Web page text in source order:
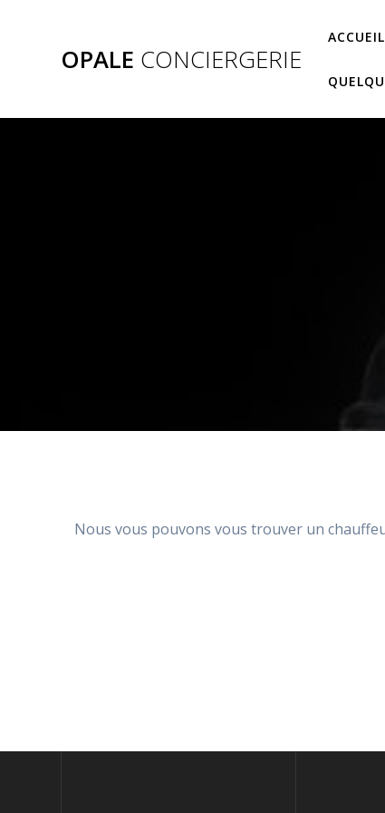
OPALE CONCIERGERIE
ACCUEIL
Nous vous pouvons vous trouver un